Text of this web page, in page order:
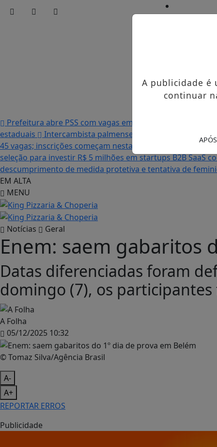
Início/
Contato/
Prefeitura abre PSS com vagas em seis funções e salários
estaduais
Intercambista palmense comenta sobre sua
45 vagas; inscrições começam nesta terça-feira (21)
seleção para investir R$ 5 milhões em startups B2B SaaS
descumprimento de medida protetiva e tentativa de
EM ALTA
MENU
Notícias Geral
Enem: saem gabaritos
Datas diferenciadas foram
domingo (7), os
A Folha
05/12/2025 10:32
© Tomaz Silva/Agência Brasil
A-
A+
REPORTAR ERROS
Publicidade
A publicidade é
continuar